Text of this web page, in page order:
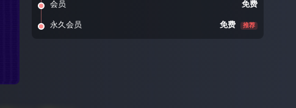
会员 免费
永久会员 免费 推荐